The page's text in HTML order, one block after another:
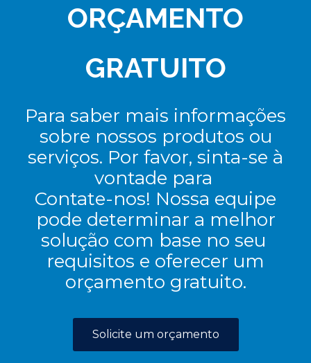
ORÇAMENTO
GRATUITO
Para saber mais informações
sobre nossos produtos ou
serviços. Por favor, sinta-se à
vontade para
Contate-nos! Nossa equipe
pode determinar a melhor
solução com base no seu
requisitos e oferecer um
orçamento gratuito.
Solicite um orçamento